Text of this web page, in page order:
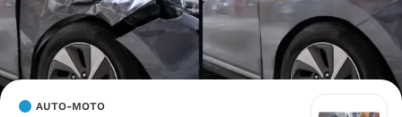
AUTO-MOTO